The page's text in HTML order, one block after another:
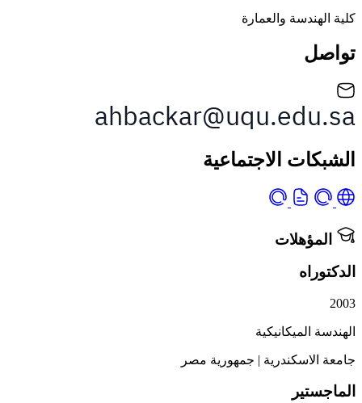
والعمارة
الاجتماعية
|جمهورية مصر